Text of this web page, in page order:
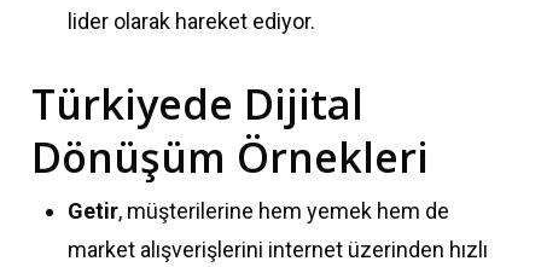
lider olarak hareket ediyor.
Türkiyede Dijital
Dönüşüm Örnekleri
Getir, müşterilerine hem yemek hem de
market alışverişlerini internet üzerinden hızlı